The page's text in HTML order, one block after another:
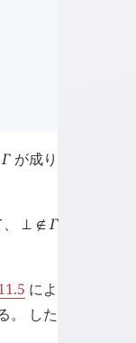
Γが成り
、⊥ ∉ Γ
によ
。 した